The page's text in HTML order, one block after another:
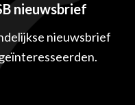
nieuwsbrief
nieuwsbrief